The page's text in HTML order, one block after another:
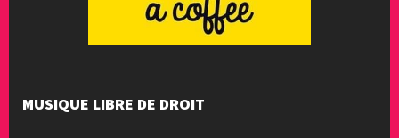
MUSIQUE LIBRE DE DROIT